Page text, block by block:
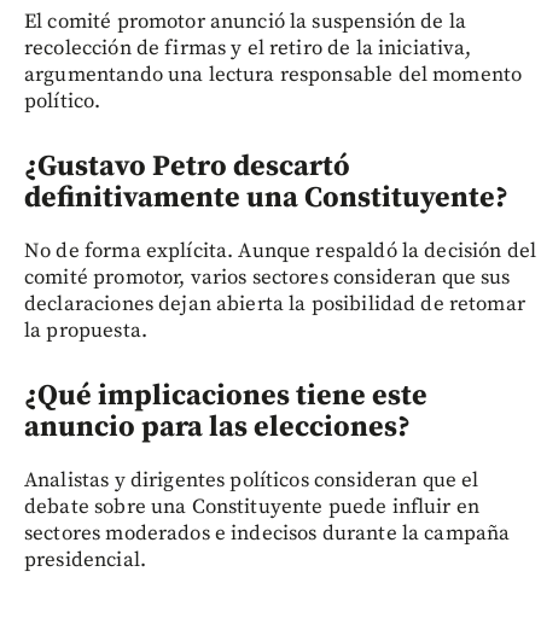
El comité promotor anunció la suspensión de la
recolección de firmas y el retiro de la iniciativa,
argumentando una lectura responsable del momento
político.
¿Gustavo Petro descartó
definitivamente una Constituyente?
No de forma explícita. Aunque respaldó la decisión del
comité promotor, varios sectores consideran que sus
declaraciones dejan abierta la posibilidad de retomar
la propuesta.
¿Qué implicaciones tiene este
anuncio para las elecciones?
Analistas y dirigentes políticos consideran que el
debate sobre una Constituyente puede influir en
sectores moderados e indecisos durante la campaña
presidencial.